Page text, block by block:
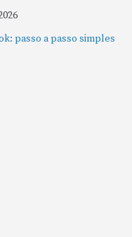
as janelas ou